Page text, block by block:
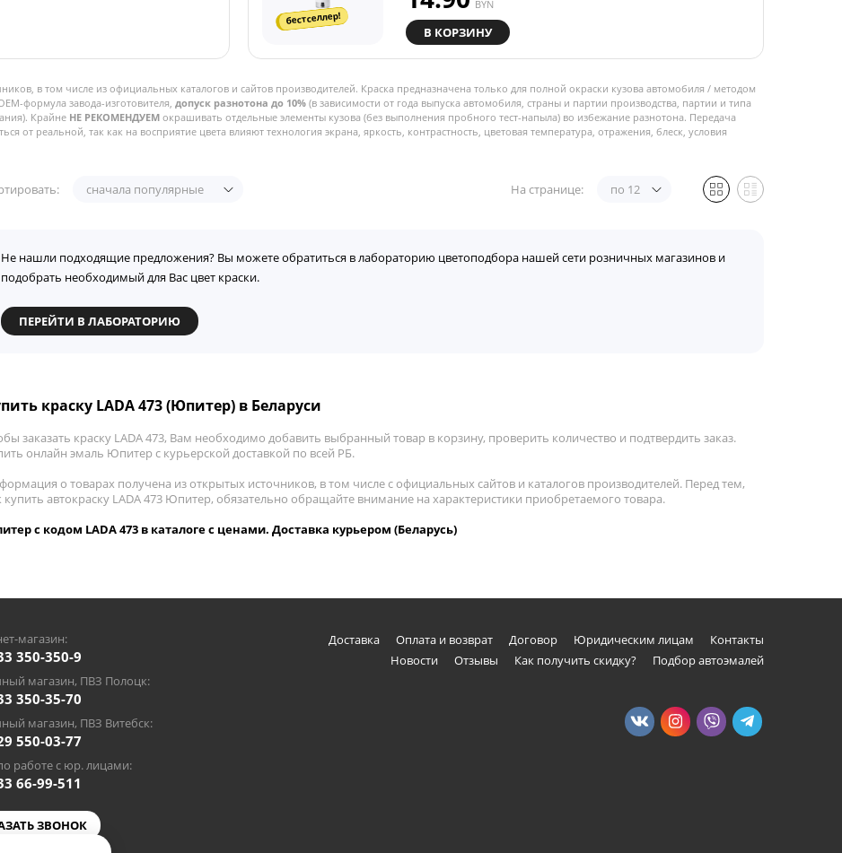
бестселлер!
BYN
В КОРЗИНУ
в том числе из официальных каталогов и сайтов производителей. Краска предназначена только для полной окраски кузова автомобиля / методом
формула завода-изготовителя, допуск разнотона до 10% (в зависимости от года выпуска автомобиля, страны и партии производства, партии и типа
Крайне НЕ РЕКОМЕНДУЕМ окрашивать отдельные элементы кузова (без выполнения пробного тест-напыла) во избежание разнотона. Передача
от реальной, так как на восприятие цвета влияют технология экрана, яркость, контрастность, цветовая температура, отражения, блеск, условия
сначала популярные На странице: по 12
Не нашли подходящие предложения? Вы можете обратиться в лабораторию цветоподбора нашей сети розничных магазинов и
подобрать необходимый для Вас цвет краски.
ПЕРЕЙТИ В ЛАБОРАТОРИЮ
краску LADA 473 (Юпитер) в Беларуси
заказать краску LADA 473, Вам необходимо добавить выбранный товар в корзину, проверить количество и подтвердить заказ.
онлайн эмаль Юпитер с курьерской доставкой по всей РБ.
о товарах получена из открытых источников, в том числе с официальных сайтов и каталогов производителей. Перед тем,
купить автокраску LADA 473 Юпитер, обязательно обращайте внимание на характеристики приобретаемого товара.
с кодом LADA 473 в каталоге с ценами. Доставка курьером (Беларусь)
магазин:
350-350-9
магазин, ПВЗ Полоцк:
350-35-70
магазин, ПВЗ Витебск:
550-03-77
работе с юр. лицами:
66-99-511
ЗВОНОК
Доставка Оплата и возврат Договор Юридическим лицам
Контакты
Новости
Отзывы Как получить скидку? Подбор автоэмалей